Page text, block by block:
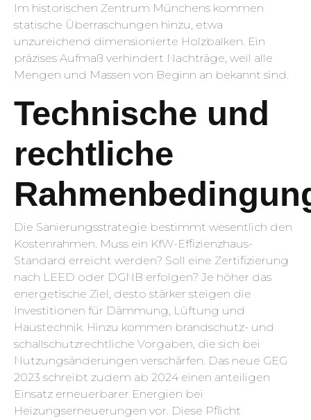
Im historischen Zentrum Münchens kommen
statische Überraschungen hinzu, etwa
unzureichend dimensionierte Holzbalken. Ein
präzises Aufmaß verhindert Nachträge, weil alle
Mengen und Massen von Beginn an bekannt sind.
Technische und
rechtliche
Die Sanierungsstrategie bestimmt wesentlich den
Kostenrahmen. Muss ein KfW-Effizienzhaus-
Standard erreicht werden? Soll eine Zertifizierung
nach LEED oder DGNB erfolgen? Je höher das
energetische Ziel, desto stärker steigen die
Investitionen für Dämmung, Lüftung und
Haustechnik. Hinzu kommen brandschutz- und
schallschutzrechtliche Vorgaben, die sich bei
Nutzungsänderungen verschärfen. Das neue GEG
2023 schreibt zudem ab 2024 einen anteiligen
Einsatz erneuerbarer Energien bei
Heizungserneuerungen vor. Diese Pflicht